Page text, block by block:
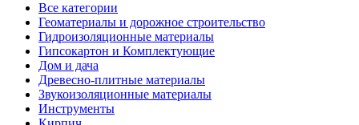
Все категории
Геоматериалы и дорожное строительство
Гидроизоляционные материалы
Гипсокартон и Комплектующие
Дом и дача
Древесно-плитные материалы
Звукоизоляционные материалы
Инструменты